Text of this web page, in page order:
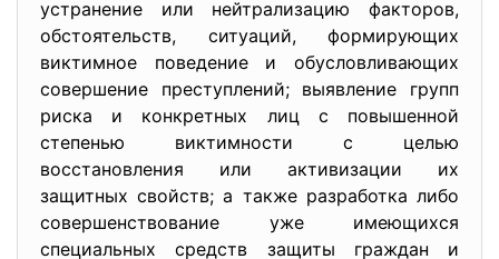
устранение или нейтрализацию факторов,
обстоятельств, ситуаций, формирующих
виктимное поведение и обусловливающих
совершение преступлений; выявление групп
риска и конкретных лиц с повышенной
степенью виктимности с целью
восстановления или активизации их
защитных свойств; а также разработка либо
совершенствование уже имеющихся
специальных средств защиты граждан и